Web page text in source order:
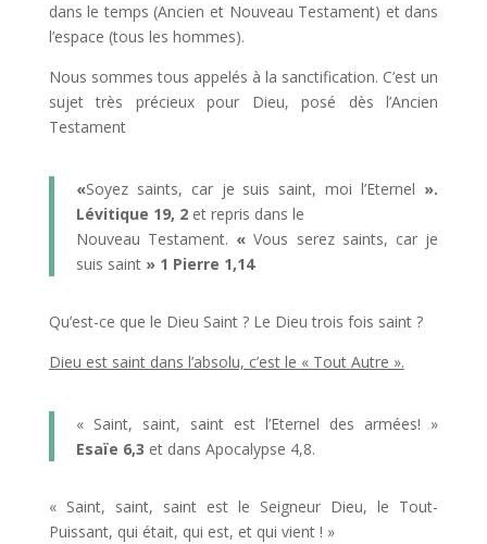
dans le temps (Ancien et Nouveau Testament) et dans
l’espace (tous les hommes).
Nous sommes tous appelés à la sanctification. C’est un
sujet très précieux pour Dieu, posé dès l’Ancien
Testament
«Soyez saints, car je suis saint, moi l’Eternel ».
Lévitique 19, 2et repris dans le
Nouveau Testament. «Vous serez saints, car je
suis saint» 1 Pierre 1,14
Qu’est-ce que le Dieu Saint ? Le Dieu trois fois saint ?
Dieu est saint dans l’absolu, c’est le « Tout Autre ».
« Saint, saint, saint est l’Eternel des armées! »
Esaïe 6,3 et dans Apocalypse 4,8.
« Saint, saint, saint est le Seigneur Dieu, le Tout-
Puissant, qui était, qui est, et qui vient ! »